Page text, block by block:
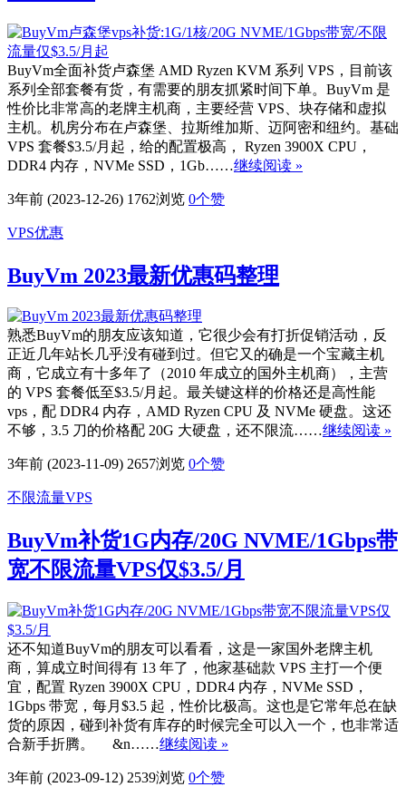
BuyVm全面补货卢森堡 AMD Ryzen KVM 系列 VPS，目前该
系列全部套餐有货，有需要的朋友抓紧时间下单。BuyVm 是
性价比非常高的老牌主机商，主要经营 VPS、块存储和虚拟
主机。机房分布在卢森堡、拉斯维加斯、迈阿密和纽约。基础
VPS 套餐$3.5/月起，给的配置极高， Ryzen 3900X CPU，
DDR4 内存，NVMe SSD，1Gb……继续阅读 »
3年前 (2023-12-26) 1762浏览 0个赞
VPS优惠
BuyVm 2023最新优惠码整理
熟悉BuyVm的朋友应该知道，它很少会有打折促销活动，反
正近几年站长几乎没有碰到过。但它又的确是一个宝藏主机
商，它成立有十多年了（2010 年成立的国外主机商），主营
的 VPS 套餐低至$3.5/月起。最关键这样的价格还是高性能
vps，配 DDR4 内存，AMD Ryzen CPU 及 NVMe 硬盘。这还
不够，3.5 刀的价格配 20G 大硬盘，还不限流……继续阅读 »
3年前 (2023-11-09) 2657浏览 0个赞
不限流量VPS
BuyVm补货1G内存/20G NVME/1Gbps带
宽不限流量VPS仅$3.5/月
还不知道BuyVm的朋友可以看看，这是一家国外老牌主机
商，算成立时间得有 13 年了，他家基础款 VPS 主打一个便
宜，配置 Ryzen 3900X CPU，DDR4 内存，NVMe SSD，
1Gbps 带宽，每月$3.5 起，性价比极高。这也是它常年总在缺
货的原因，碰到补货有库存的时候完全可以入一个，也非常适
合新手折腾。 &n……继续阅读 »
3年前 (2023-09-12) 2539浏览 0个赞